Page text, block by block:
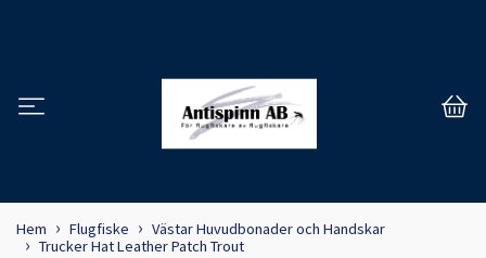
Hem Flugfiske
Västar Huvudbonader och Handskar
Trucker Hat Leather Patch Trout